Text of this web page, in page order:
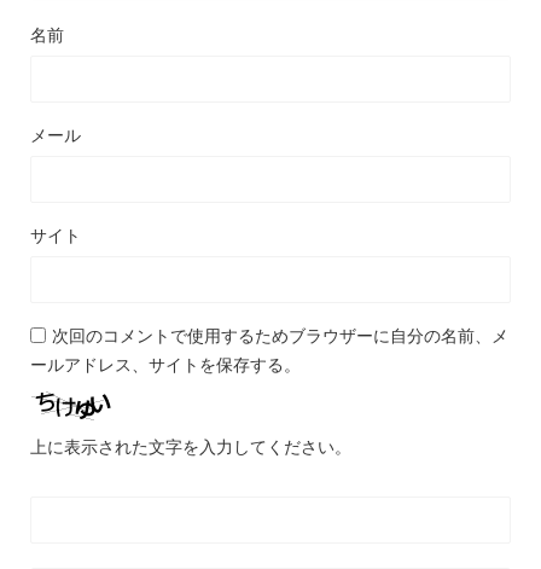
名前
メール
サイト
次回のコメントで使用するためブラウザーに自分の名前、メ
ールアドレス、サイトを保存する。
上に表示された文字を入力してください。